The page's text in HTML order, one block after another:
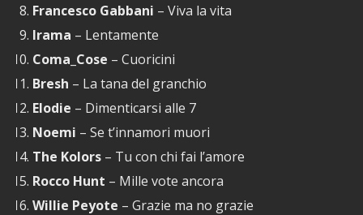
Francesco Gabbani – Viva la vita
Irama – Lentamente
Coma_Cose – Cuoricini
Bresh – La tana del granchio
Elodie – Dimenticarsi alle 7
Noemi – Se t’innamori muori
The Kolors – Tu con chi fai l’amore
Rocco Hunt – Mille vote ancora
Willie Peyote – Grazie ma no grazie